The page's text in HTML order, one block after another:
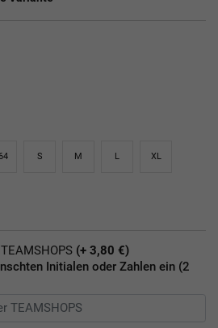
S M L XL
(+ 3,80 €)
Initialen oder Zahlen ein (2